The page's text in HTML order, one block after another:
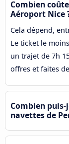
Combien
Aéroport Nice
Cela dépend,
Le ticket le
un trajet de 7h
offres et faites
Combien
navettes de